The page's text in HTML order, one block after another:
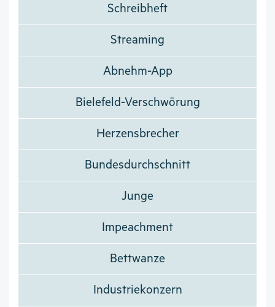
Schreibheft
Streaming
Abnehm-App
Bielefeld-Verschwörung
Herzensbrecher
Bundesdurchschnitt
Junge
Impeachment
Bettwanze
Industriekonzern